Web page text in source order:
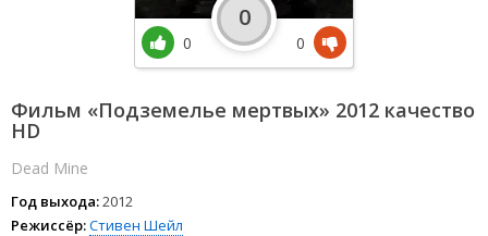
Фильм «Подземелье мертвых» 2012 качество
HD
Dead Mine
Год выхода:2012
Режиссёр:Стивен Шейл
0
0
0